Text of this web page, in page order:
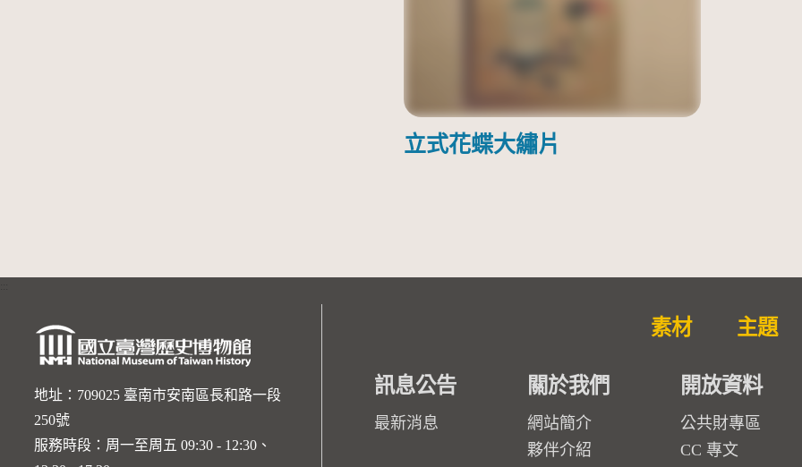
立式花蝶大繡片
地址：709025 臺南市安南區長和路一段
250號
服務時段：周一至周五 09:30 - 12:30、
素材 主題
訊息公告
最新消息
關於我們
網站簡介
夥伴介紹
開放資料
公共財專區
CC 專文